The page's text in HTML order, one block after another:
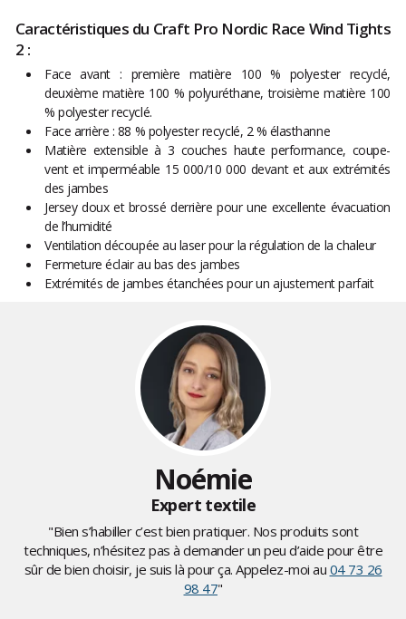
Caractéristiques du Craft Pro Nordic Race Wind Tights
2 :
Face avant : première matière 100 % polyester recyclé,
deuxième matière 100 % polyuréthane, troisième matière 100
% polyester recyclé.
Face arrière : 88 % polyester recyclé, 2 % élasthanne
Matière extensible à 3 couches haute performance, coupe-
vent et imperméable 15 000/10 000 devant et aux extrémités
des jambes
Jersey doux et brossé derrière pour une excellente évacuation
de l’humidité
Ventilation découpée au laser pour la régulation de la chaleur
Fermeture éclair au bas des jambes
Extrémités de jambes étanchées pour un ajustement parfait
Noémie
Expert textile
"Bien s’habiller c’est bien pratiquer. Nos produits sont
techniques, n’hésitez pas à demander un peu d’aide pour être
sûr de bien choisir, je suis là pour ça. Appelez-moi au 04 73 26
98 47"